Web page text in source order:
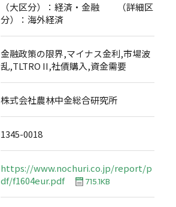
（大区分）：経済・金融 （詳細区
分）：海外経済
金融政策の限界,マイナス金利,市場波
乱,TLTRO II,社債購入,資金需要
株式会社農林中金総合研究所
1345-0018
https://www.nochuri.co.jp/report/p
df/f1604eur.pdf
715.1KB